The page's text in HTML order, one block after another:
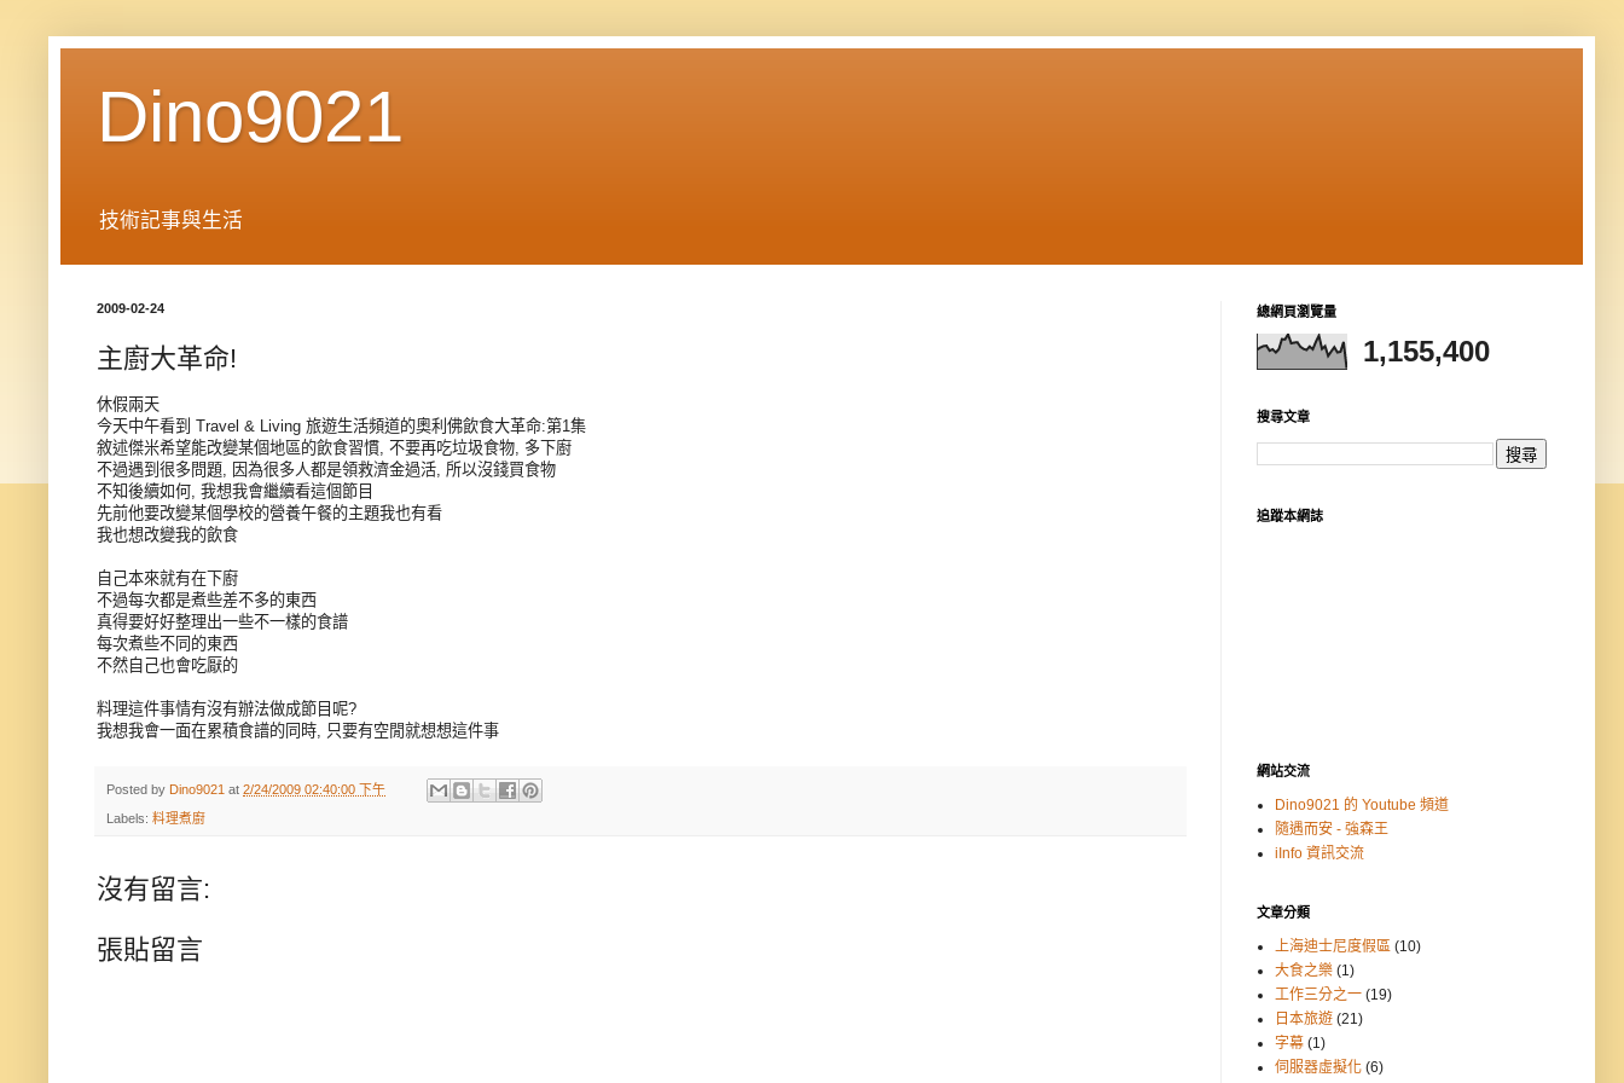
Dino9021
技術記事與生活
2009-02-24
主廚大革命!
休假兩天
今天中午看到 Travel & Living 旅遊生活頻道的奧利佛飲食大革命:第1集
敘述傑米希望能改變某個地區的飲食習慣, 不要再吃垃圾食物, 多下廚
不過遇到很多問題, 因為很多人都是領救濟金過活, 所以沒錢買食物
不知後續如何, 我想我會繼續看這個節目
先前他要改變某個學校的營養午餐的主題我也有看
我也想改變我的飲食
自己本來就有在下廚
不過每次都是煮些差不多的東西
真得要好好整理出一些不一樣的食譜
每次煮些不同的東西
不然自己也會吃厭的
料理這件事情有沒有辦法做成節目呢?
我想我會一面在累積食譜的同時, 只要有空閒就想想這件事
Posted by Dino9021 at 2/24/2009 02:40:00 下午
Labels: 料理煮廚
沒有留言:
張貼留言
總網頁瀏覽量
1,155,400
搜尋文章
追蹤本網誌
網站交流
Dino9021 的 Youtube 頻道
隨遇而安 - 強森王
iInfo 資訊交流
文章分類
上海迪士尼度假區 (10)
大食之樂 (1)
工作三分之一 (19)
日本旅遊 (21)
字幕 (1)
伺服器虛擬化 (6)